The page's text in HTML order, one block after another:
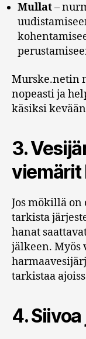
Mullat–
Murske.netin
nopeasti ja
käsiksi
3.
viemärit
Jos mökillä
tarkista
hanat
jälkeen.
tarkistaa
4.